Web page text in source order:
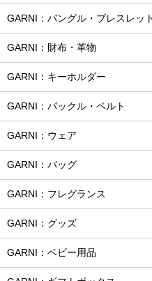
GARNI：バングル・ブレスレッ
GARNI：財布・革物
GARNI：キーホルダー
GARNI：バックル・ベルト
GARNI：ウェア
GARNI：バッグ
GARNI：フレグランス
GARNI：グッズ
GARNI：ベビー用品